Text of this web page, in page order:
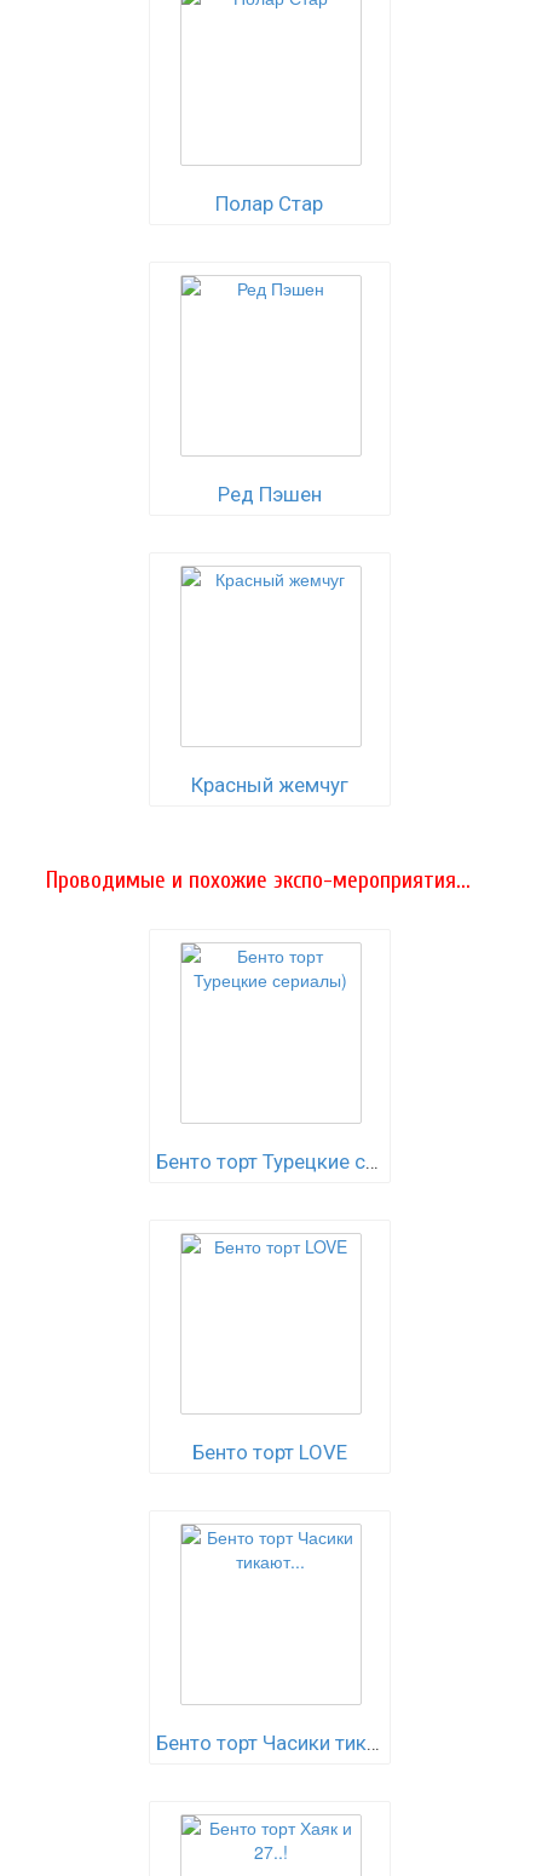
Полар Стар
Ред Пэшен
Красный жемчуг
Проводимые и похожие экспо-мероприятия...
Бенто торт Турецкие сериалы)
Бенто торт LOVE
Бенто торт Часики тикают...